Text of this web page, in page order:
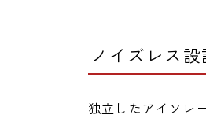
ノイズレス設
独立したアイソレ